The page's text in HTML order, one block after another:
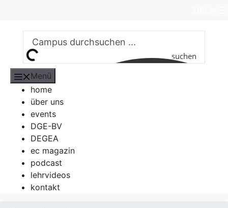
springen
suchen
Menü
home
über uns
events
DGE-BV
DEGEA
ec magazin
podcast
lehrvideos
kontakt